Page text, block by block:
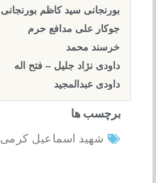
بورنجانی سید کاظم بورنجانی
جوکار علی مدافع حرم
خرسند محمد
داودی نژاد جلیل – فتح اله
داودی عبدالمجید
برچسب ها
شهید اسماعیل کرمی